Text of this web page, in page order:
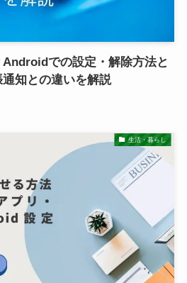
での設定・解除方法と
知との違いを解説
生活・暮らし